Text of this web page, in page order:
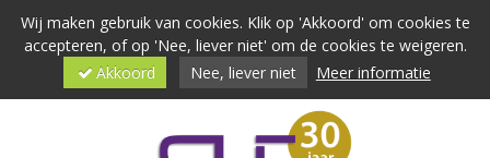
Wij maken gebruik van cookies. Klik op 'Akkoord' om cookies te
accepteren, of op 'Nee, liever niet' om de cookies te weigeren.
Akkoord
Nee, liever niet Meer informatie